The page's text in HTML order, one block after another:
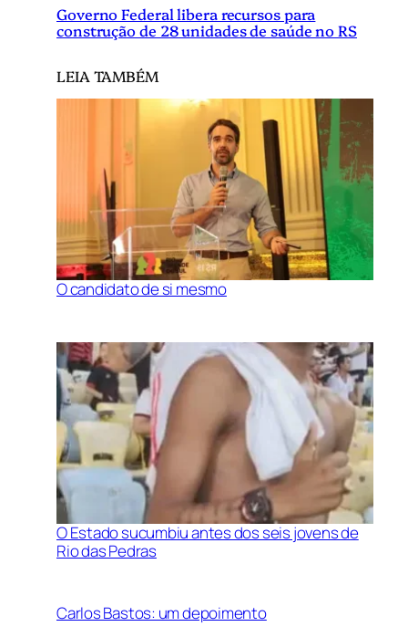
Governo Federal libera recursos para
construção de 28 unidades de saúde no RS
LEIA TAMBÉM
O candidato de si mesmo
O Estado sucumbiu antes dos seis jovens de
Rio das Pedras
Carlos Bastos: um depoimento